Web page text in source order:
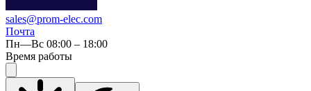
sales@prom-elec.com
Почта
Пн—Вс 08:00 – 18:00
Время работы